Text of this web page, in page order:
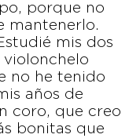
porque no
mantenerlo.
mis dos
violonchelo
no he tenido
años de
coro, que creo
bonitas que